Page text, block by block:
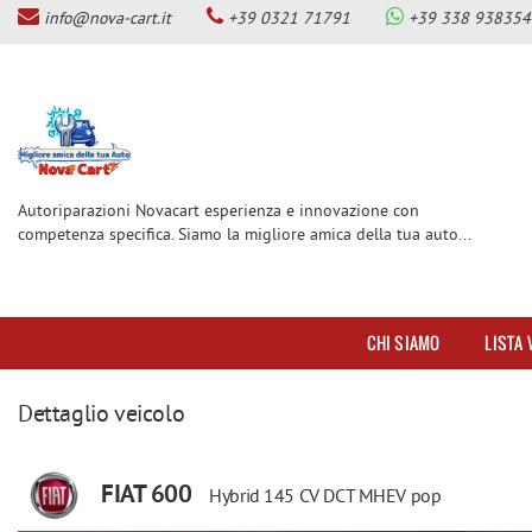
CHI SIAMO
LISTA VEICOLI
SERVIZI
OFFICINA MAGNETI MARELLI
DISABILITA’
SERVIZIO GOMME AUTO
info@nova-cart.it +39 0321 71791 +39 338
Autoriparazioni Novacart esperienza e innovazione con
competenza specifica. Siamo la migliore amica della tua auto...
CHI SIAMO LISTA
Dettaglio veicolo
FIAT 600 Hybrid 145 CV DCT MHEV pop
consenso
seguente
pannello
tue
di
alle
tecnologie
di